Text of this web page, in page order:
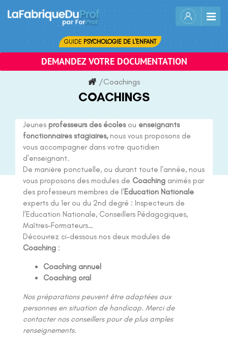
content
GUIDE PSYCHOLOGIE DE L'ENFANT
DEMANDEZ VOTRE DOCUMENTATION
/Coachings
COACHINGS
Jeunes professeurs des écolesou enseignants
fonctionnaires stagiaires,nous vous proposons de
vous accompagner dans votre quotidien
d’enseignant.
De manière ponctuelle, ou durant toute l’année, nous
vous proposons des modules de Coaching animés par
des professeurs membres de l’Education Nationale
experts du 1er ou du 2nd degré : Inspecteurs de
l’Education Nationale, Conseillers Pédagogiques,
Maîtres-Formateurs…
Découvrez ci-dessous nos deux modules de
Coaching :
Coaching annuel
Coaching oral
Nos préparations peuvent être adaptées aux
personnes en situation de handicap. Merci de
contacter nos conseillers pour de plus amples
renseignements.